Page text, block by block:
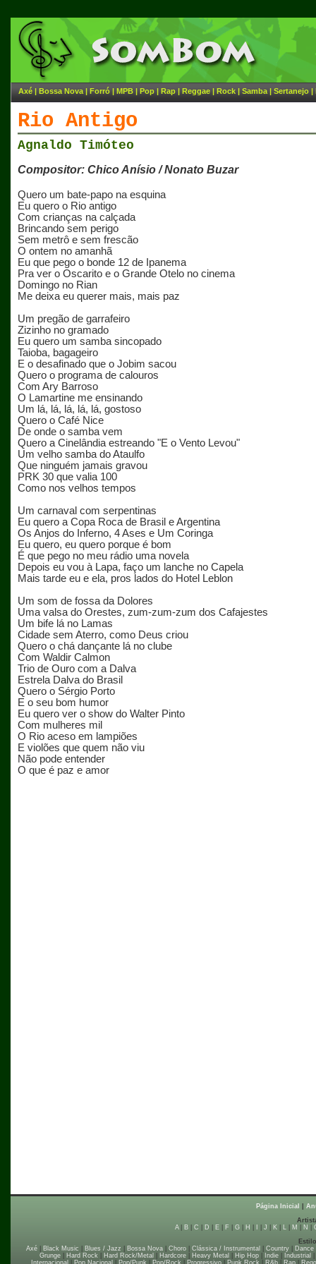
Axé | Bossa Nova | Forró | MPB | Pop | Rap | Reggae | Rock | Samba | Sertanejo |
Rio Antigo
Agnaldo Timóteo
Compositor: Chico Anísio / Nonato Buzar
Quero um bate-papo na esquina
Eu quero o Rio antigo
Com crianças na calçada
Brincando sem perigo
Sem metrô e sem frescão
O ontem no amanhã
Eu que pego o bonde 12 de Ipanema
Pra ver o Oscarito e o Grande Otelo no cinema
Domingo no Rian
Me deixa eu querer mais, mais paz
Um pregão de garrafeiro
Zizinho no gramado
Eu quero um samba sincopado
Taioba, bagageiro
E o desafinado que o Jobim sacou
Quero o programa de calouros
Com Ary Barroso
O Lamartine me ensinando
Um lá, lá, lá, lá, lá, gostoso
Quero o Café Nice
De onde o samba vem
Quero a Cinelândia estreando "E o Vento Levou"
Um velho samba do Ataulfo
Que ninguém jamais gravou
PRK 30 que valia 100
Como nos velhos tempos
Um carnaval com serpentinas
Eu quero a Copa Roca de Brasil e Argentina
Os Anjos do Inferno, 4 Ases e Um Coringa
Eu quero, eu quero porque é bom
É que pego no meu rádio uma novela
Depois eu vou à Lapa, faço um lanche no Capela
Mais tarde eu e ela, pros lados do Hotel Leblon
Um som de fossa da Dolores
Uma valsa do Orestes, zum-zum-zum dos Cafajestes
Um bife lá no Lamas
Cidade sem Aterro, como Deus criou
Quero o chá dançante lá no clube
Com Waldir Calmon
Trio de Ouro com a Dalva
Estrela Dalva do Brasil
Quero o Sérgio Porto
E o seu bom humor
Eu quero ver o show do Walter Pinto
Com mulheres mil
O Rio aceso em lampiões
E violões que quem não viu
Não pode entender
O que é paz e amor
Página Inicial
A| B| C D E| F G| H J K| L| M N
Axé
Black Music Blues / Jazz Bossa Nova Choro Clássica / Instrumental Country Dance
Grunge| Hard Rock| Hard Rock/Metal Hardcore| Heavy Metal Hip Hop| Indie| Industrial
Internacional
Pop Nacional Pop/Punk Pop/Rock Progressivo| Punk Rock R&b| Rap|